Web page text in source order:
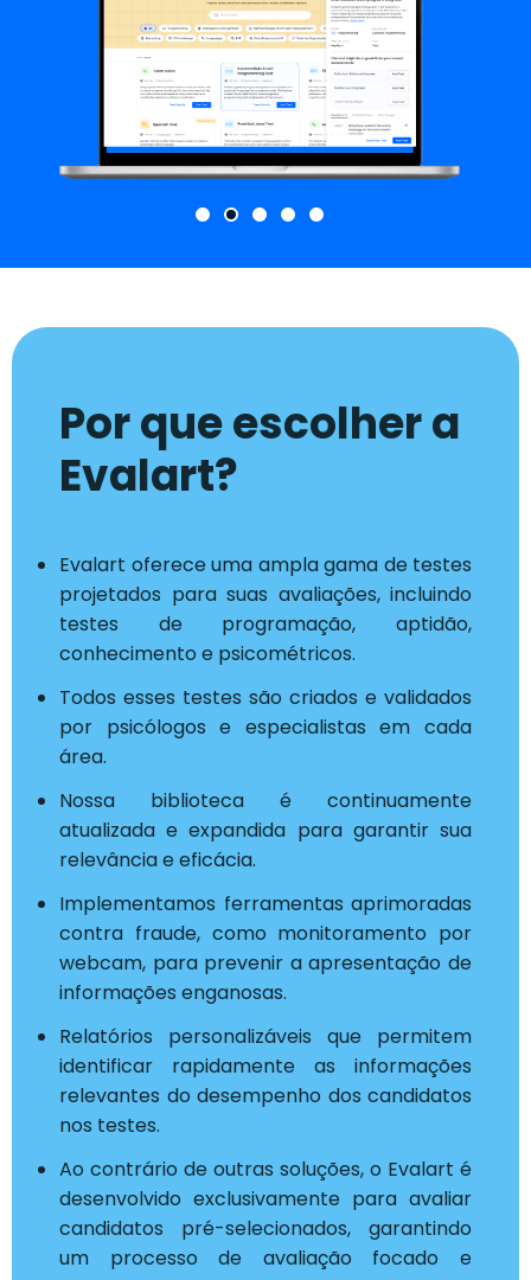
Por que escolher a
Evalart?
Evalart oferece uma ampla gama de testes
projetados para suas avaliações, incluindo
testes de programação, aptidão,
conhecimento e psicométricos.
Todos esses testes são criados e validados
por psicólogos e especialistas em cada
área.
Nossa biblioteca é continuamente
atualizada e expandida para garantir sua
relevância e eficácia.
Implementamos ferramentas aprimoradas
contra fraude, como monitoramento por
webcam, para prevenir a apresentação de
informações enganosas.
Relatórios personalizáveis que permitem
identificar rapidamente as informações
relevantes do desempenho dos candidatos
nos testes.
Ao contrário de outras soluções, o Evalart é
desenvolvido exclusivamente para avaliar
candidatos pré-selecionados, garantindo
um processo de avaliação focado e